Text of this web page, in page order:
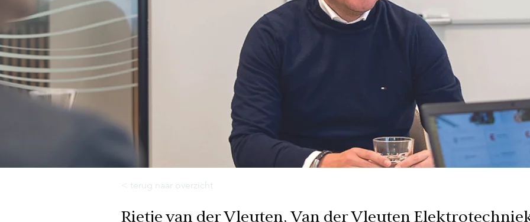
< terug naar overzicht
Rietje van der Vleuten, Van der Vleuten